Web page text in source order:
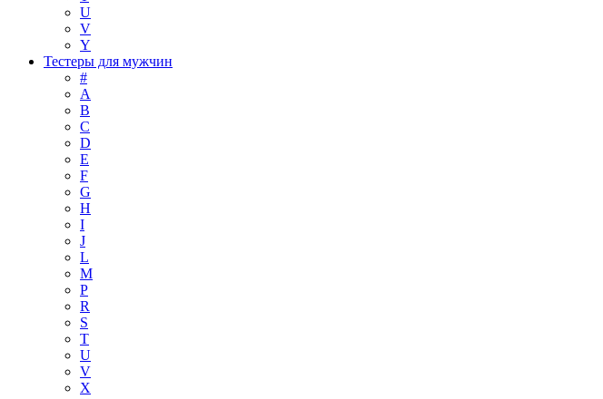
U
V
Y
Тестеры для мужчин
#
A
B
C
D
E
F
G
H
I
J
L
M
P
R
S
T
U
V
X